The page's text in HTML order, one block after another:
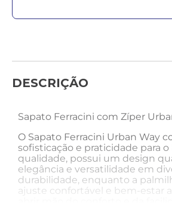
DESCRIÇÃO
Sapato Ferracini com Zíper
O Sapato Ferracini Urban Way
sofisticação e praticidade para
qualidade, possui um design
elegância e versatilidade em
durabilidade, enquanto a
ajuste confortável e bem-estar